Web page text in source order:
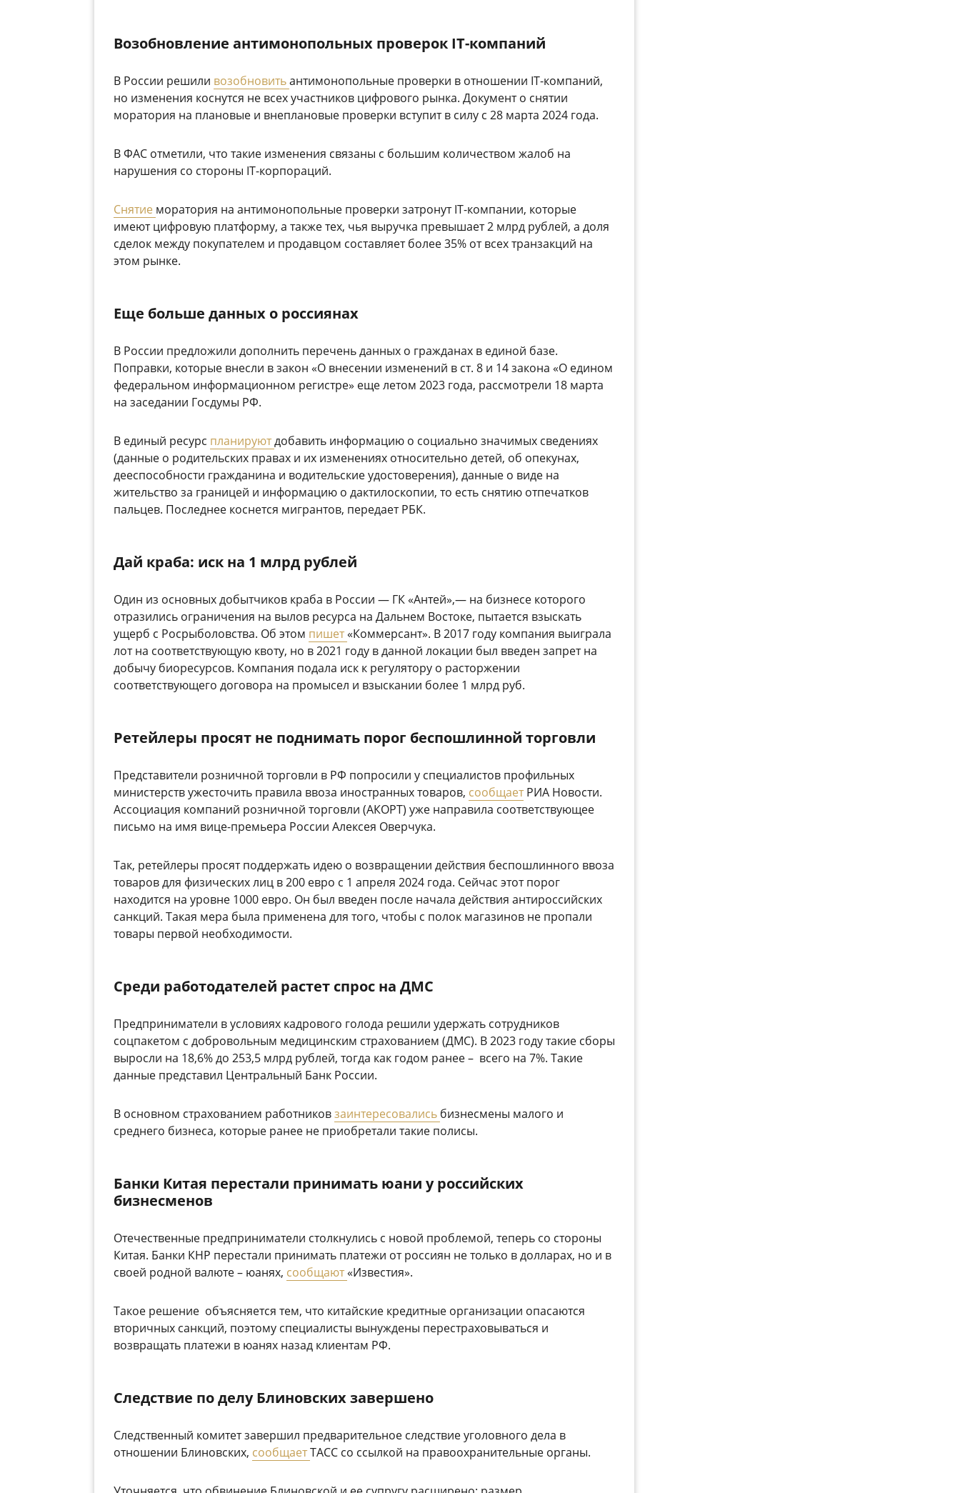
Возобновление антимонопольных проверок IT-компаний
В России решили возобновитьантимонопольные проверки в отношении IT-компаний,
но изменения коснутся не всех участников цифрового рынка. Документ о снятии
моратория на плановые и внеплановые проверки вступит в силу с 28 марта 2024 года.
В ФАС отметили, что такие изменения связаны с большим количеством жалоб на
нарушения со стороны IT-корпораций.
Снятие моратория на антимонопольные проверки затронут IT-компании, которые
имеют цифровую платформу, а также тех, чья выручка превышает 2 млрд рублей, а доля
сделок между покупателем и продавцом составляет более 35% от всех транзакций на
этом рынке.
Еще больше данных о россиянах
В России предложили дополнить перечень данных о гражданах в единой базе.
Поправки, которые внесли в закон «О внесении изменений в ст. 8 и 14 закона «О едином
федеральном информационном регистре» еще летом 2023 года, рассмотрели 18 марта
на заседании Госдумы РФ.
В единый ресурс планируютдобавить информацию о социально значимых сведениях
(данные о родительских правах и их изменениях относительно детей, об опекунах,
дееспособности гражданина и водительские удостоверения), данные о виде на
жительство за границей и информацию о дактилоскопии, то есть снятию отпечатков
пальцев. Последнее коснется мигрантов, передает РБК.
Дай краба: иск на 1 млрд рублей
Один из основных добытчиков краба в России — ГК «Антей»,— на бизнесе которого
отразились ограничения на вылов ресурса на Дальнем Востоке, пытается взыскать
ущерб с Росрыболовства. Об этом пишет«Коммерсант». В 2017 году компания выиграла
лот на соответствующую квоту, но в 2021 году в данной локации был введен запрет на
добычу биоресурсов. Компания подала иск к регулятору о расторжении
соответствующего договора на промысел и взыскании более 1 млрд руб.
Ретейлеры просят не поднимать порог беспошлинной торговли
Представители розничной торговли в РФ попросили у специалистов профильных
министерств ужесточить правила ввоза иностранных товаров, сообщаетРИА Новости.
Ассоциация компаний розничной торговли (АКОРТ) уже направила соответствующее
письмо на имя вице-премьера России Алексея Оверчука.
Так, ретейлеры просят поддержать идею о возвращении действия беспошлинного ввоза
товаров для физических лиц в 200 евро с 1 апреля 2024 года. Сейчас этот порог
находится на уровне 1000 евро. Он был введен после начала действия антироссийских
санкций. Такая мера была применена для того, чтобы с полок магазинов не пропали
товары первой необходимости.
Среди работодателей растет спрос на ДМС
Предприниматели в условиях кадрового голода решили удержать сотрудников
соцпакетом с добровольным медицинским страхованием (ДМС). В 2023 году такие сборы
выросли на 18,6% до 253,5 млрд рублей, тогда как годом ранее – всего на 7%. Такие
данные представил Центральный Банк России.
В основном страхованием работниковзаинтересовались бизнесмены малого и
среднего бизнеса, которые ранее не приобретали такие полисы.
Банки Китая перестали принимать юани у российских
бизнесменов
Отечественные предприниматели столкнулись с новой проблемой, теперь со стороны
Китая. Банки КНР перестали принимать платежи от россиян не только в долларах, но и в
своей родной валюте – юанях, сообщают«Известия».
Такое решение объясняется тем, что китайские кредитные организации опасаются
вторичных санкций, поэтому специалисты вынуждены перестраховываться и
возвращать платежи в юанях назад клиентам РФ.
Следствие по делу Блиновских завершено
Следственный комитет завершил предварительное следствие уголовного дела в
отношении Блиновских, сообщаетТАСС со ссылкой на правоохранительные органы.